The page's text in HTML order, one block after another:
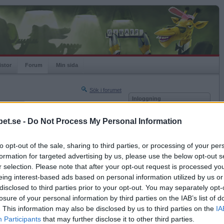
- Do Not Process My Personal Information
opt-out of the sale, sharing to third parties, or processing of your
for targeted advertising by us, please use the below opt-out
selection. Please note that after your opt-out request is processed
interest-based ads based on personal information utilized by us
to third parties prior to your opt-out. You may separately
of your personal information by third parties on the IAB’s list of
This information may also be disclosed by us to third parties on the
Participants that may further disclose it to other third parties.
Forum Min sida
Sök i forumet
Nästa sida »
2023-06-05 19:15
Inloggning
Kom ihåg mig
Glömt ditt lösenord?
Få ny aktiveringslänk
Betapet är gratis!